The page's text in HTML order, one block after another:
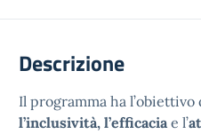
Descrizione
Il programma ha
l’inclusività, l’efficaciae l’